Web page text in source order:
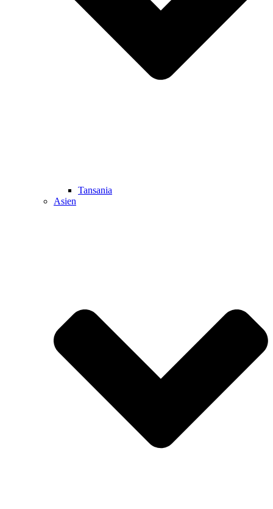
Tansania
Asien